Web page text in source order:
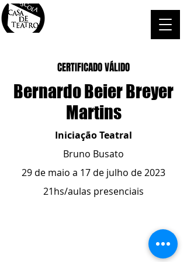
CERTIFICADO VÁLIDO
Bernardo Beier Breyer
Martins
Iniciação Teatral
Bruno Busato
29 de maio a 17 de julho de 2023
21hs/aulas presenciais
- whatsapp
contato@casadeteatropoa.com.br